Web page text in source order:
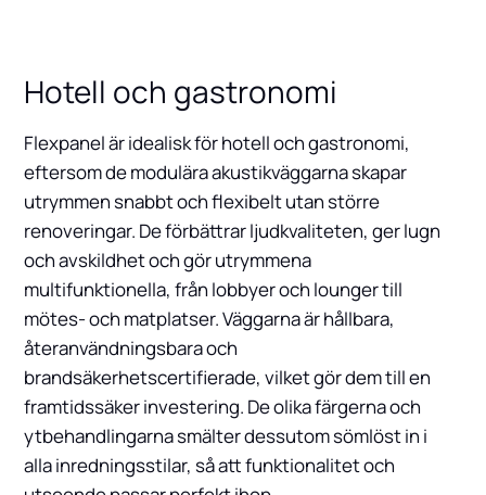
Hotell och gastronomi
Flexpanel är idealisk för hotell och gastronomi,
eftersom de modulära akustikväggarna skapar
utrymmen snabbt och flexibelt utan större
renoveringar. De förbättrar ljudkvaliteten, ger lugn
och avskildhet och gör utrymmena
multifunktionella, från lobbyer och lounger till
mötes- och matplatser. Väggarna är hållbara,
återanvändningsbara och
brandsäkerhetscertifierade, vilket gör dem till en
framtidssäker investering. De olika färgerna och
ytbehandlingarna smälter dessutom sömlöst in i
alla inredningsstilar, så att funktionalitet och